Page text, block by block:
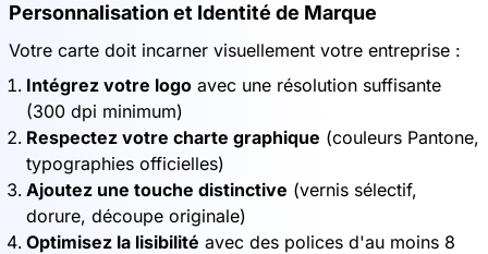
Personnalisation et Identité de Marque
Votre carte doit incarner visuellement votre entreprise :
Intégrez votre logo avec une résolution suffisante
(300 dpi minimum)
Respectez votre charte graphique (couleurs Pantone,
typographies officielles)
Ajoutez une touche distinctive (vernis sélectif,
dorure, découpe originale)
Optimisez la lisibilité avec des polices d'au moins 8